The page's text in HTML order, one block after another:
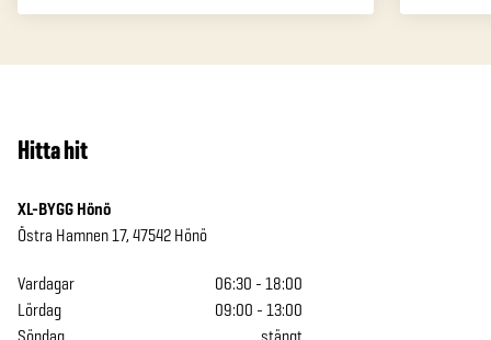
Hitta hit
XL-BYGG Hönö
Östra Hamnen 17,47542Hönö
Vardagar
06:30 - 18:00
Lördag
09:00 - 13:00